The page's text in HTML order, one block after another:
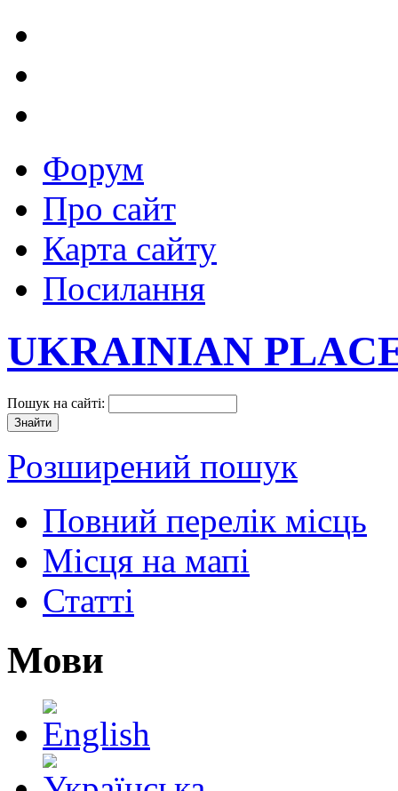
Форум
Про сайт
Карта сайту
Посилання
UKRAINIAN
Пошук на сайті:
Розширений пошук
Повний перелік місць
Місця на мапі
Статті
Мови